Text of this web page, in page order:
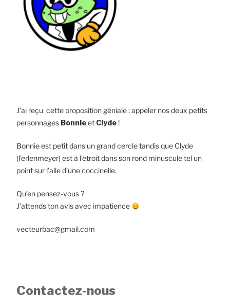
J’ai reçu cette proposition géniale : appeler nos deux petits
personnages Bonnieet Clyde !
Bonnie est petit dans un grand cercle tandis que Clyde
(l’erlenmeyer) est à l’étroit dans son rond minuscule tel un
point sur l’aile d’une coccinelle.
Qu’en pensez-vous ?
J’attends ton avis avec impatience
vecteurbac@gmail.com
Contactez-nous